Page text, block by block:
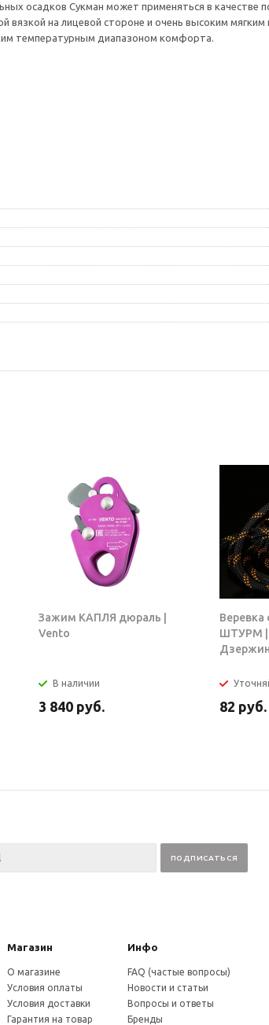
осадков Сукман может применяться в качестве
вязкой на лицевой стороне и очень высоким
температурным диапазоном комфорта.
Зажим КАПЛЯ дюраль |
Vento
В наличии
3 840 руб.
Веревка
ШТУРМ |
82 руб.
Магазин Инфо
О магазине
Условия оплаты
Условия доставки
Гарантия на товар
FAQ (частые вопросы)
Новости и статьи
Вопросы и ответы
Бренды